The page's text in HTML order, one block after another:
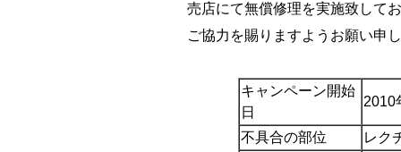
売店にて無償修理を実施致して
ご協力を賜りますようお願い申
キャンペーン開始
日
2010
不具合の部位
レク